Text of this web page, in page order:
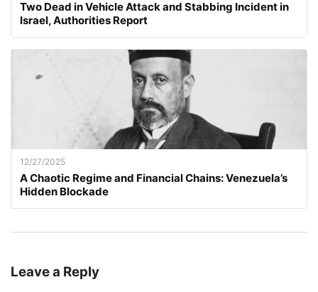
Two Dead in Vehicle Attack and Stabbing Incident in
Israel, Authorities Report
12/27/2025
A Chaotic Regime and Financial Chains: Venezuela’s
Hidden Blockade
Leave a Reply